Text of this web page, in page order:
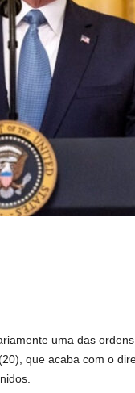
uma das
que acaba com o